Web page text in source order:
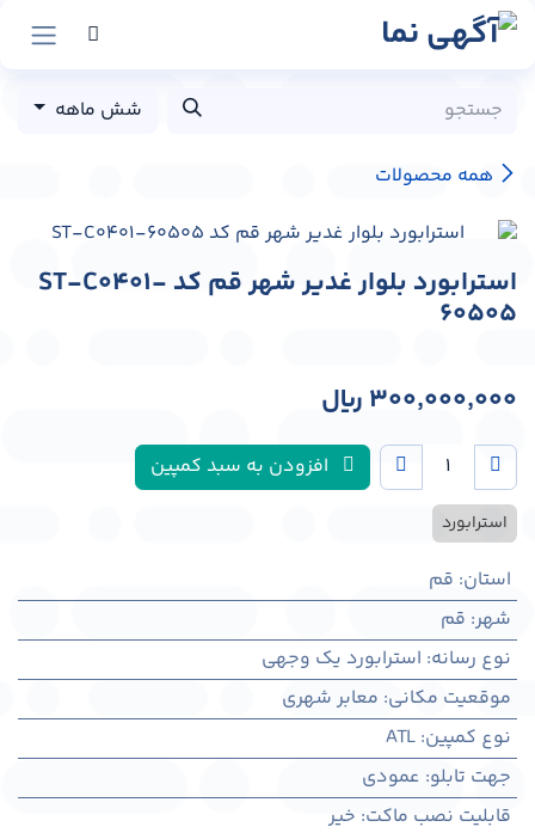
پرش به محتوا
همه محصولات
شش ماهه
استرابورد بلوار غدیر شهر قم کد ST-C0401-
60505
300,000,000 ﷼
افزودن به سبد کمپین
استرابورد
استان: قم
شهر: قم
نوع رسانه: استرابورد یک وجهی
موقعیت مکانی: معابر شهری
نوع کمپین:
ATL
جهت تابلو: عمودی
قابلیت نصب ماکت: خیر